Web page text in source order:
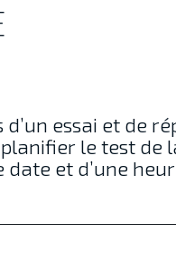
essai et de
le test de
et d’une